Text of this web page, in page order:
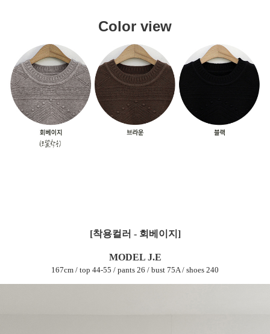
Color view
[착용컬러 - 회베이지]
MODEL J.E
167cm / top 44-55 / pants 26 / bust 75A / shoes 240